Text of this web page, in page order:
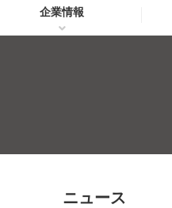
企業情報
ニュース